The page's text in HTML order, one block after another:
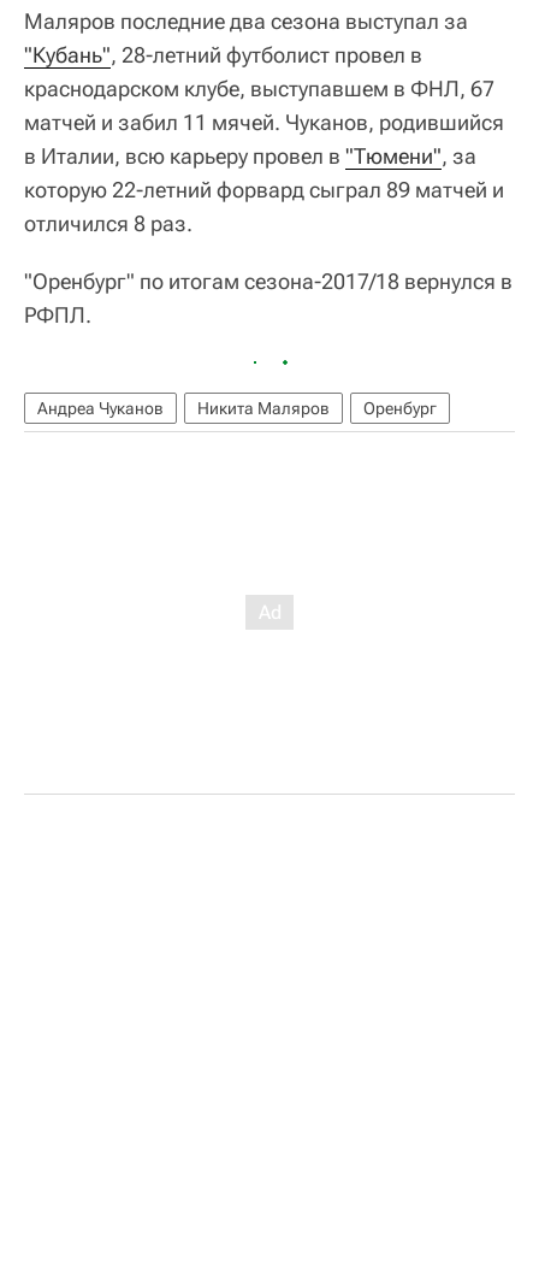
Маляров последние два сезона выступал за
"Кубань", 28-летний футболист провел в
краснодарском клубе, выступавшем в ФНЛ, 67
матчей и забил 11 мячей. Чуканов, родившийся
в Италии, всю карьеру провел в "Тюмени", за
которую 22-летний форвард сыграл 89 матчей и
отличился 8 раз.
"Оренбург" по итогам сезона-2017/18 вернулся в
РФПЛ.
Андреа Чуканов Никита Маляров Оренбург